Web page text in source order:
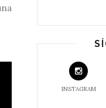
INSTAGRAM